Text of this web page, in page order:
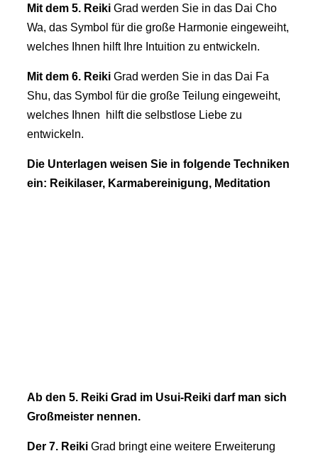
Mit dem 5. Reiki Grad werden Sie in das Dai Cho
Wa, das Symbol für die große Harmonie eingeweiht,
welches Ihnen hilft Ihre Intuition zu entwickeln.
Mit dem 6. Reiki Grad werden Sie in das Dai Fa
Shu, das Symbol für die große Teilung eingeweiht,
welches Ihnen hilft die selbstlose Liebe zu
entwickeln.
Die Unterlagen weisen Sie in folgende Techniken
ein: Reikilaser, Karmabereinigung, Meditation
Ab den 5. Reiki Grad im Usui-Reiki darf man sich
Großmeister nennen.
Der 7. Reiki Grad bringt eine weitere Erweiterung